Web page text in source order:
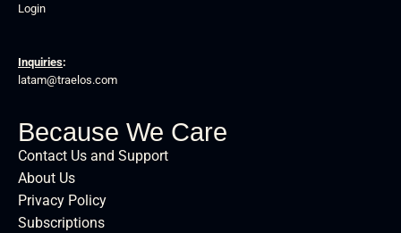
Login
Inquiries:
latam@traelos.com
Because We Care
Contact Us and Support
About Us
Privacy Policy
Subscriptions